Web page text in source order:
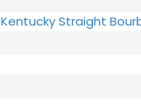
Straight